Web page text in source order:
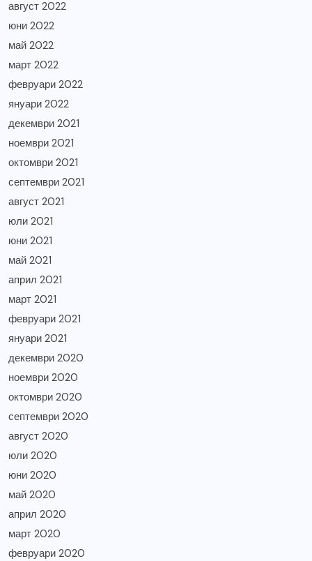
август 2022
юни 2022
май 2022
март 2022
февруари 2022
януари 2022
декември 2021
ноември 2021
октомври 2021
септември 2021
август 2021
юли 2021
юни 2021
май 2021
април 2021
март 2021
февруари 2021
януари 2021
декември 2020
ноември 2020
октомври 2020
септември 2020
август 2020
юли 2020
юни 2020
май 2020
април 2020
март 2020
февруари 2020